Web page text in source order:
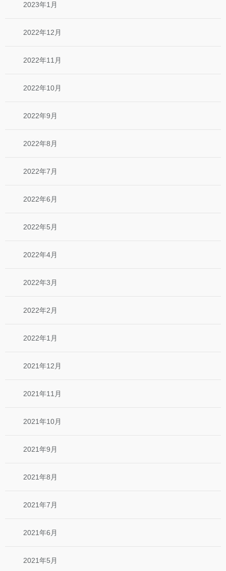
2023年1月
2022年12月
2022年11月
2022年10月
2022年9月
2022年8月
2022年7月
2022年6月
2022年5月
2022年4月
2022年3月
2022年2月
2022年1月
2021年12月
2021年11月
2021年10月
2021年9月
2021年8月
2021年7月
2021年6月
2021年5月